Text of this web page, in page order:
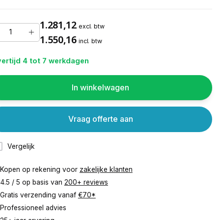
1.281,12 excl. btw
1.550,16 incl. btw
4 tot 7 werkdagen
In winkelwagen
Vergelijk
Vraag offerte aan
Kopen op rekening voor zakelijke klanten
4.5 / 5 op basis van 200+ reviews
Gratis verzending vanaf €70*
Professioneel advies